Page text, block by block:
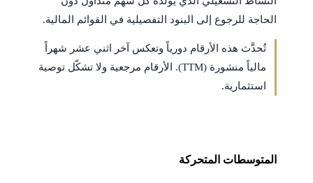
الحاجة للرجوع إلى البنود التفصيلية في القوائم المالية.
تُحدَّث هذه الأرقام دورياً وتعكس آخر اثني عشر شهراً
مالياً منشورة (TTM). الأرقام مرجعية ولا تشكّل توصية
استثمارية.
المتوسطات المتحركة